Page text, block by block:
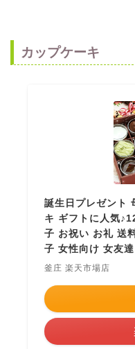
カップケーキ
誕生日プレゼント
キ ギフトに人気
子 お祝い お礼 送
子 女性向け 女友
釜庄 楽天市場店